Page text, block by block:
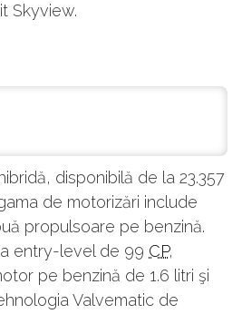
Skyview.
disponibilă de la 23.357
de motorizări include
propulsoare pe benzină.
entry-level de 99 CP,
pe benzină de 1.6 litri şi
Valvematic de